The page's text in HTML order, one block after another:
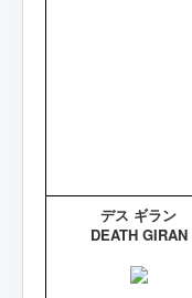
デス ギラン
DEATH GIRAN